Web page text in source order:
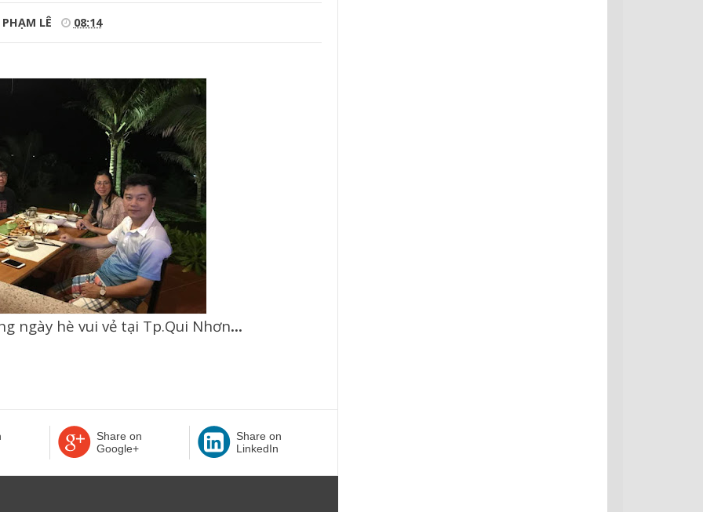
PHẠM LÊ 08:14
ngày hè vui vẻ tại Tp.Qui Nhơn…
Share on
Google+
Share on
LinkedIn